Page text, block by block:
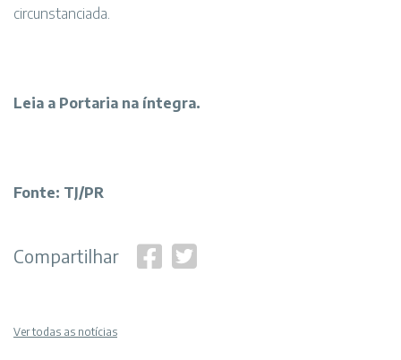
circunstanciada.
Leia a Portaria na íntegra.
Fonte: TJ/PR
Compartilhar
Ver todas as notícias